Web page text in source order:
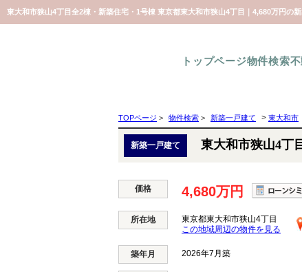
東大和市狭山4丁目全2棟・新築住宅・1号棟 東京都東大和市狭山4丁目｜4,680万円の
トップページ物件検索
TOPページ > 物件検索 > 新築一戸建て > 東大和市
新築一戸建て 東大和市狭山4丁
価格 4,680万円
所在地 東京都東大和市狭山4丁目
この地域周辺の物件を見る
築年月 2026年7月築